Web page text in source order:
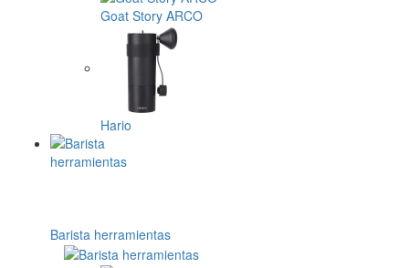
Goat Story ARCO
Hario
Barista herramientas